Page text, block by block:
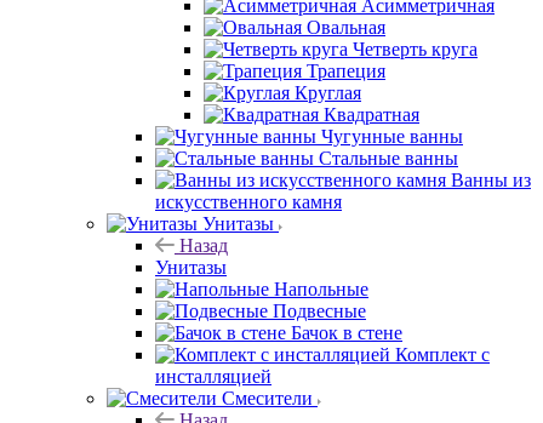
Асимметричная
Овальная
Четверть круга
Трапеция
Круглая
Квадратная
Чугунные ванны
Стальные ванны
Ванны из
искусственного камня
Унитазы
Назад
Унитазы
Напольные
Подвесные
Бачок в стене
Комплект с
инсталляцией
Смесители